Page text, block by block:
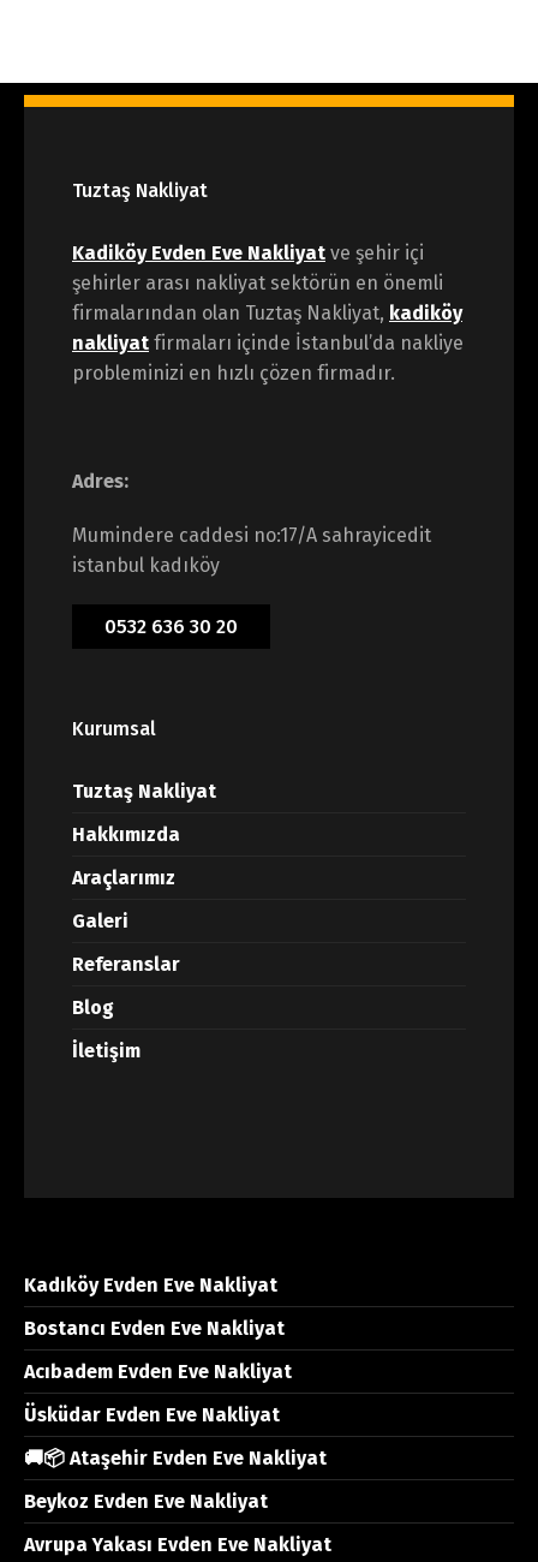
Tuztaş Nakliyat
Kadiköy Evden Eve Nakliyat ve şehir içi
şehirler arası nakliyat sektörün en önemli
firmalarından olan Tuztaş Nakliyat, kadiköy
nakliyat firmaları içinde İstanbul’da nakliye
probleminizi en hızlı çözen firmadır.
Adres:
Mumindere caddesi no:17/A sahrayicedit
istanbul kadıköy
0532 636 30 20
Kurumsal
Tuztaş Nakliyat
Hakkımızda
Araçlarımız
Galeri
Referanslar
Blog
İletişim
Kadıköy Evden Eve Nakliyat
Bostancı Evden Eve Nakliyat
Acıbadem Evden Eve Nakliyat
Üsküdar Evden Eve Nakliyat
🚚📦 Ataşehir Evden Eve Nakliyat
Beykoz Evden Eve Nakliyat
Avrupa Yakası Evden Eve Nakliyat